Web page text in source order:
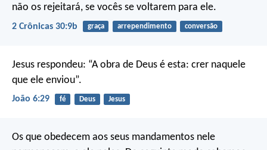
não os rejeitará, se vocês se voltarem para ele.
2 Crônicas 30:9b graça arrependimento conversão
Jesus respondeu: “A obra de Deus é esta: crer naquele
que ele enviou”.
João 6:29 fé Deus Jesus
Os que obedecem aos seus mandamentos nele